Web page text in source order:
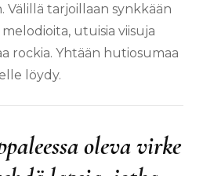
Välillä tarjoillaan synkkään
utuisia viisuja
rockia. Yhtään hutiosumaa
löydy.
oleva virke